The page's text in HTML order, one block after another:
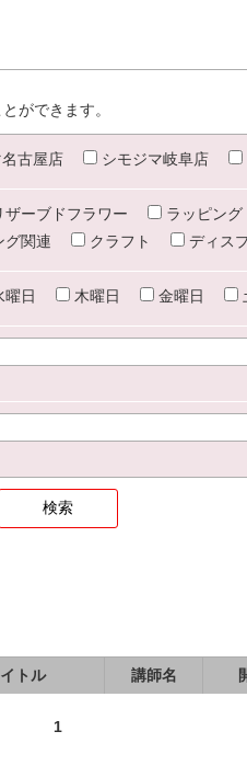
ができます。
古屋店 シモジマ岐阜店
ザーブドフラワー ラッピング
グ関連 クラフト ディス
曜日 木曜日 金曜日
トル 講師名
1